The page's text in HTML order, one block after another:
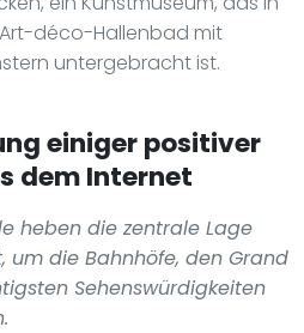
déco-Hallenbad mit
untergebracht ist.
einiger positiver
dem Internet
heben die zentrale Lage
um die Bahnhöfe, den Grand
Sehenswürdigkeiten